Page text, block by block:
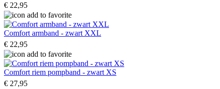
€ 22,95
Comfort armband - zwart XXL
€ 22,95
Comfort riem pompband - zwart XS
€ 27,95